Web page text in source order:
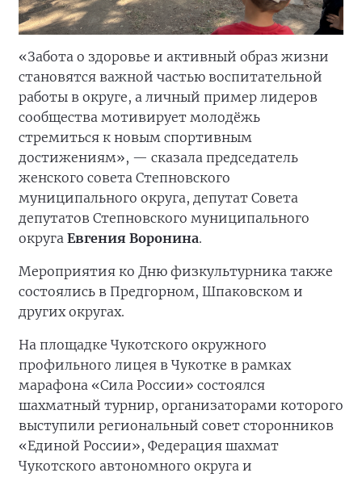
«Забота о здоровье и активный образ жизни
становятся важной частью воспитательной
работы в округе, а личный пример лидеров
сообщества мотивирует молодёжь
стремиться к новым спортивным
достижениям», — сказала председатель
женского совета Степновского
муниципального округа, депутат Совета
депутатов Степновского муниципального
округа Евгения Воронина.
Мероприятия ко Дню физкультурника также
состоялись в Предгорном, Шпаковском и
других округах.
На площадке Чукотского окружного
профильного лицея в Чукотке в рамках
марафона «Сила России» состоялся
шахматный турнир, организаторами которого
выступили региональный совет сторонников
«Единой России», Федерация шахмат
Чукотского автономного округа и